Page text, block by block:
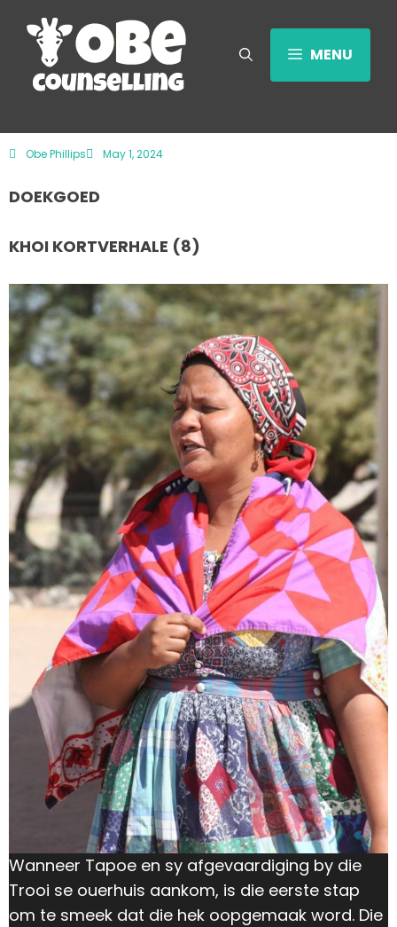
MENU
Obe Phillips May 1, 2024
DOEKGOED
KHOI KORTVERHALE (8)
Wanneer Tapoe en sy afgevaardiging by die
Trooi se ouerhuis aankom, is die eerste stap
om te smeek dat die hek oopgemaak word. Die